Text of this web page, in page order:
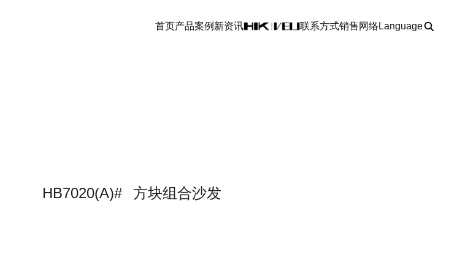
首页产品案例 新资讯 联系方式销售网络Language
HB7020(A)# 方块组合沙发